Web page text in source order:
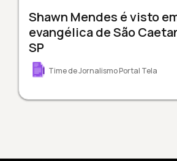
Shawn Mendes é visto
evangélica de São
SP
Time de Jornalismo Portal Tela